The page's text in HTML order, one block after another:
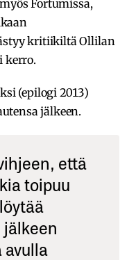
Fortumissa,
kritiikiltä Ollilan
kerro.
(epilogi 2013)
jälkeen.
että
toipuu